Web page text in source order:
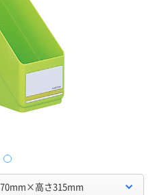
高さ315mm